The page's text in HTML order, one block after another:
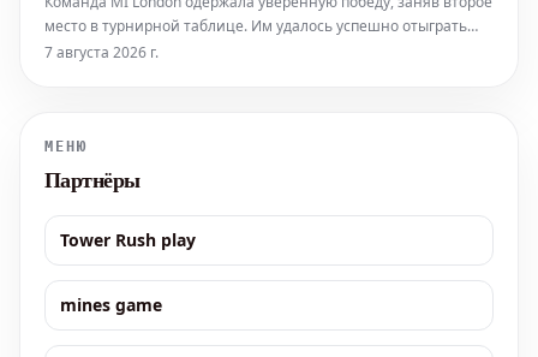
место в турнирной таблице. Им удалось успешно отыграть
161 очко, показав отличную игру за шесть мячей до
7 августа 2026 г.
МЕНЮ
Партнёры
Tower Rush play
mines game